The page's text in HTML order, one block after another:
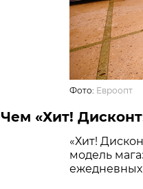
Фото: Евроопт
Чем «Хит!
«Хит!
модель
ежедневных